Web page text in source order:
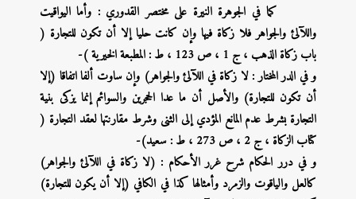
كما في الجوهرة النيرة على مختصر القدوري : وأما ‌اليواقيت
‌واللآلئ ‌والجواهر فلا زكاة فيها وإن كانت حليا إلا أن تكون للتجارة (
باب زكاة الذهب ، ج 1 ، ص 123 ، ط : المطبعة الخيرية )-
و في الدر المختار : ‌لا ‌زكاة ‌في ‌اللآلئ ‌والجواهر) وإن ساوت ألفا اتفاقا (إلا
أن تكون للتجارة) والأصل أن ما عدا الحجرين والسوائم إنما يزكى بنية
التجارة بشرط عدم المانع المؤدي إلى الثنى وشرط مقارنتها لعقد التجارة (
‌‌كتاب الزكاة ، ج 2 ، ص 273 ، ط : سعيد)-
و في درر الحكام شرح غرر الأحكام : (‌لا ‌زكاة ‌في ‌اللآلئ ‌والجواهر)
كالعل والياقوت والزمرد وأمثالها كذا في الكافي (إلا أن يكون للتجارة)